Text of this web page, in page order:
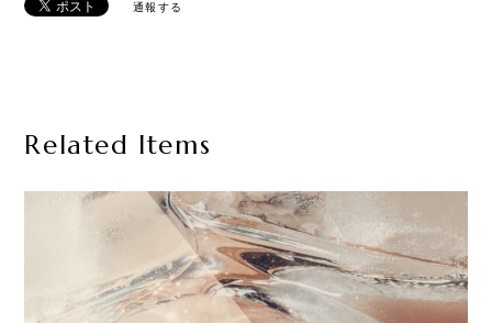
通報する
Related Items